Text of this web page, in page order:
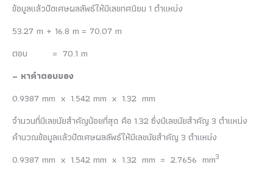
ข้อมูลแล้วปัดเศษผลลัพธ์ให้มีเลขทศนิยม 1 ตำแหน่ง
53.27 m + 16.8 m = 70.07 m
ตอบ = 70.1 m
– หาคำตอบของ
0.9387 mm x 1.542 mm x 1.32 mm
จำนวนที่มีเลขนัยสำคัญน้อยที่สุด คือ 1.32 ซึ่งมีเลขนัยสำคัญ 3 ตำแหน่ง
คำนวณข้อมูลแล้วปัดเศษผลลัพธ์ให้มีเลขนัยสำคัญ 3 ตำแหน่ง
0.9387 mm x 1.542 mm x 1.32 mm = 2.7656 mm3